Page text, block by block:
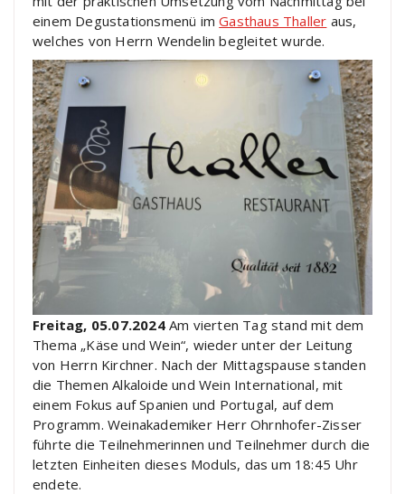
einem Degustationsmenü imGasthaus Thaller aus,
welches von Herrn Wendelin begleitet wurde.
Freitag, 05.07.2024Am vierten Tag stand mit dem
Thema „Käse und Wein“, wieder unter der Leitung
von Herrn Kirchner. Nach der Mittagspause standen
die Themen Alkaloide und Wein International, mit
einem Fokus auf Spanien und Portugal, auf dem
Programm. Weinakademiker Herr Ohrnhofer-Zisser
führte die Teilnehmerinnen und Teilnehmer durch die
letzten Einheiten dieses Moduls, das um 18:45 Uhr
endete.